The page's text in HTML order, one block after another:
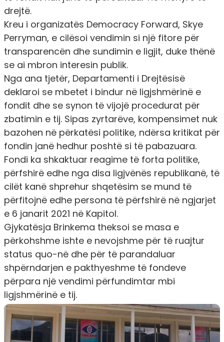
drejtë.
Kreu i organizatës Democracy Forward, Skye
Perryman, e cilësoi vendimin si një fitore për
transparencën dhe sundimin e ligjit, duke thënë
se ai mbron interesin publik.
Nga ana tjetër, Departamenti i Drejtësisë
deklaroi se mbetet i bindur në ligjshmërinë e
fondit dhe se synon të vijojë procedurat për
zbatimin e tij. Sipas zyrtarëve, kompensimet nuk
bazohen në përkatësi politike, ndërsa kritikat për
fondin janë hedhur poshtë si të pabazuara.
Fondi ka shkaktuar reagime të forta politike,
përfshirë edhe nga disa ligjvënës republikanë, të
cilët kanë shprehur shqetësim se mund të
përfitojnë edhe persona të përfshirë në ngjarjet
e 6 janarit 2021 në Kapitol.
Gjykatësja Brinkema theksoi se masa e
përkohshme ishte e nevojshme për të ruajtur
status quo-në dhe për të parandaluar
shpërndarjen e pakthyeshme të fondeve
përpara një vendimi përfundimtar mbi
ligjshmërinë e tij.